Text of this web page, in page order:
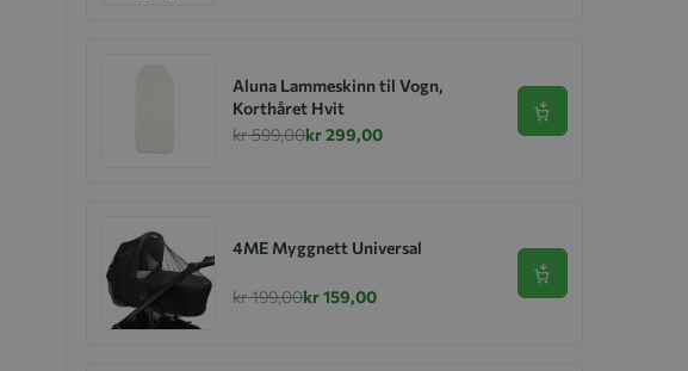
Aluna Lammeskinn til Vogn,
Korthåret Hvit
kr 599,00kr 299,00
Se produkt
4ME Myggnett Universal
kr 199,00kr 159,00
Se produkt